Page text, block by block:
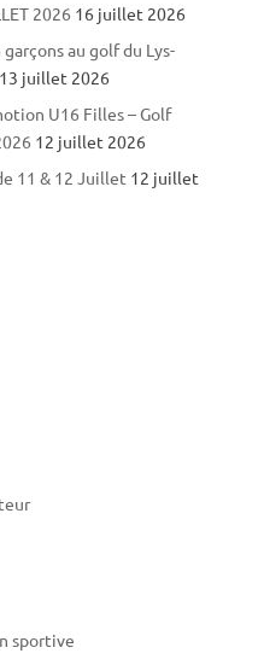
2026 16 juillet 2026
au golf du Lys-
13 juillet 2026
U16 Filles – Golf
12 juillet 2026
11 & 12 Juillet 12 juillet
sportive